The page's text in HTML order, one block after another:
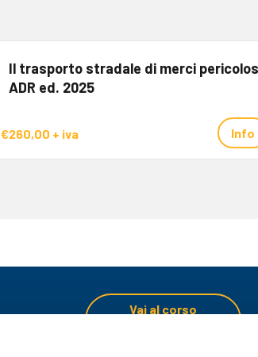
Il trasporto stradale di merci
ADR ed. 2025
€260,00 + iva Info
Vai al corso